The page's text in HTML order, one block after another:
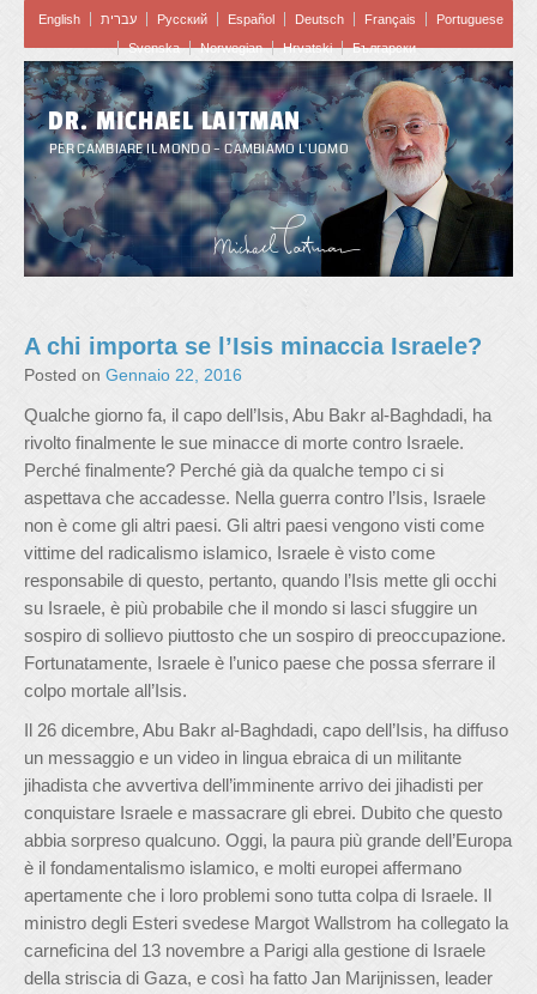
English עברית Pусский Español Deutsch Français
Portuguese
Svenska
Norwegian Hrvatski Български
DR. MICHAEL LAITMAN
PER CAMBIARE IL MONDO – CAMBIAMO L'UOMO
A chi importa se l’Isis minaccia Israele?
Posted on Gennaio 22, 2016
Qualche giorno fa, il capo dell’Isis, Abu Bakr al-Baghdadi, ha
rivolto finalmente le sue minacce di morte contro Israele.
Perché finalmente? Perché già da qualche tempo ci si
aspettava che accadesse. Nella guerra contro l’Isis, Israele
non è come gli altri paesi. Gli altri paesi vengono visti come
vittime del radicalismo islamico, Israele è visto come
responsabile di questo, pertanto, quando l’Isis mette gli occhi
su Israele, è più probabile che il mondo si lasci sfuggire un
sospiro di sollievo piuttosto che un sospiro di preoccupazione.
Fortunatamente, Israele è l’unico paese che possa sferrare il
colpo mortale all’Isis.
Il 26 dicembre, Abu Bakr al-Baghdadi, capo dell’Isis, ha diffuso
un messaggio e un video in lingua ebraica di un militante
jihadista che avvertiva dell’imminente arrivo dei jihadisti per
conquistare Israele e massacrare gli ebrei. Dubito che questo
abbia sorpreso qualcuno. Oggi, la paura più grande dell’Europa
è il fondamentalismo islamico, e molti europei affermano
apertamente che i loro problemi sono tutta colpa di Israele. Il
ministro degli Esteri svedese Margot Wallstrom ha collegato la
carneficina del 13 novembre a Parigi alla gestione di Israele
della striscia di Gaza, e così ha fatto Jan Marijnissen, leader